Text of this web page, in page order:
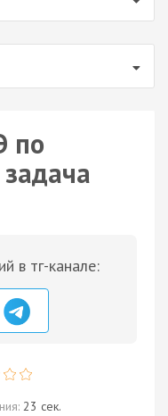
по
в тг-канале:
23 сек.